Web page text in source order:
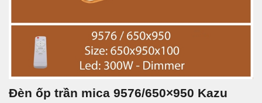
Đèn ốp trần mica 9576/650×950 Kazu